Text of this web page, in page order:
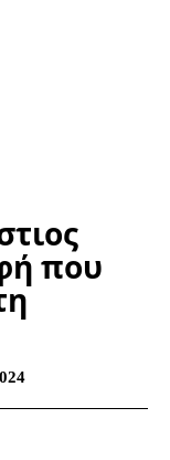
που